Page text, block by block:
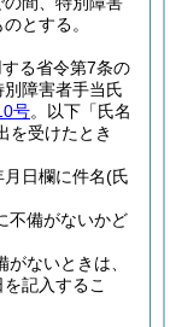
とする。
る省令第7条の
障害者手当氏
号。以下「氏名
を受けたとき
日欄に件名(氏
不備がないかど
ないときは、
記入するこ